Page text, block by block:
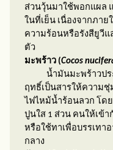
ส่วนวุ้นมาใช้พอกแผล
ในที่เย็น เนื่องจากภา
ความร้อนหรือรังสียูวีแ
ตัว
มะพร้าว (Cocos
น้ำมันมะพร้าวประ
ฤทธิ์เป็นสารให้ความชุ่
ไฟไหม้น้ำร้อนลวก โด
ปูนใส 1 ส่วน คนให้เข้
หรือใช้ทาเพื่อบรรเทา
กลาง